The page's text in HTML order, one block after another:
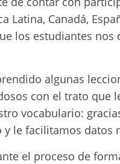
Latina, Canadá,
los estudiantes
algunas
con el trato que
vocabulario:
le facilitamos datos
el proceso de